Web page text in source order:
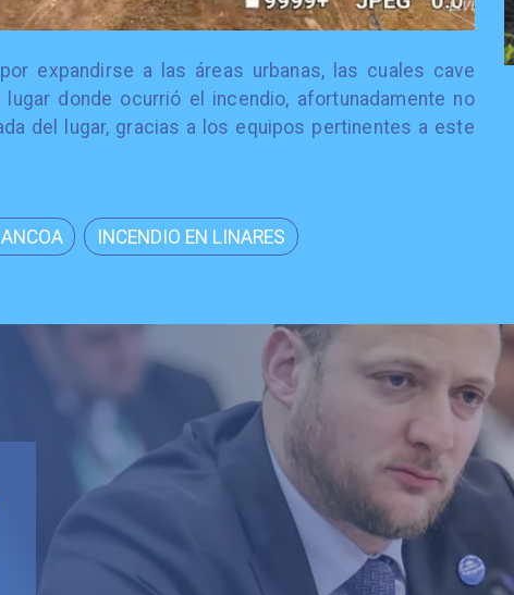
expandirse a las áreas urbanas, las cuales cave
donde ocurrió el incendio, afortunadamente no
del lugar, gracias a los equipos pertinentes a este
INCENDIO EN LINARES